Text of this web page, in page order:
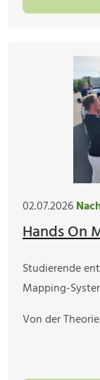
02.07.2026
Hands On
Studierende
Mapping-
Von der